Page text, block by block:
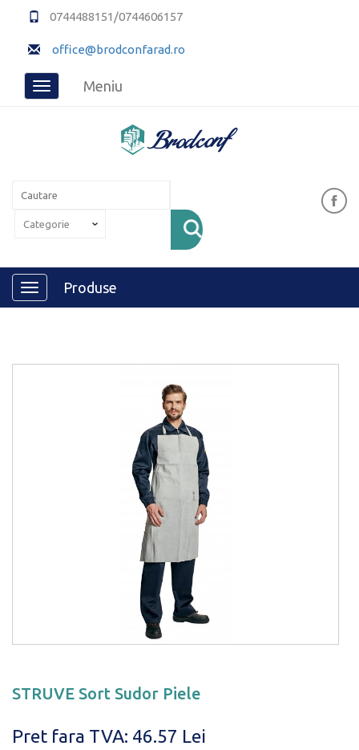
0744488151/0744606157
office@brodconfarad.ro
Toggle
Meniu
Toggle
navigation
Produse
STRUVE Sort Sudor Piele
Pret fara TVA: 46.57 Lei